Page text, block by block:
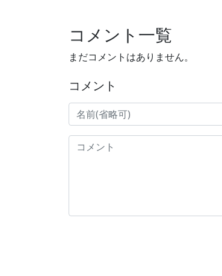
コメント一覧
まだコメントはありません。
コメント